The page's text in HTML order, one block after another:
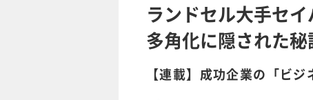
ランドセル大手セ
多角化に隠された秘
【連載】成功企業の「ビジ